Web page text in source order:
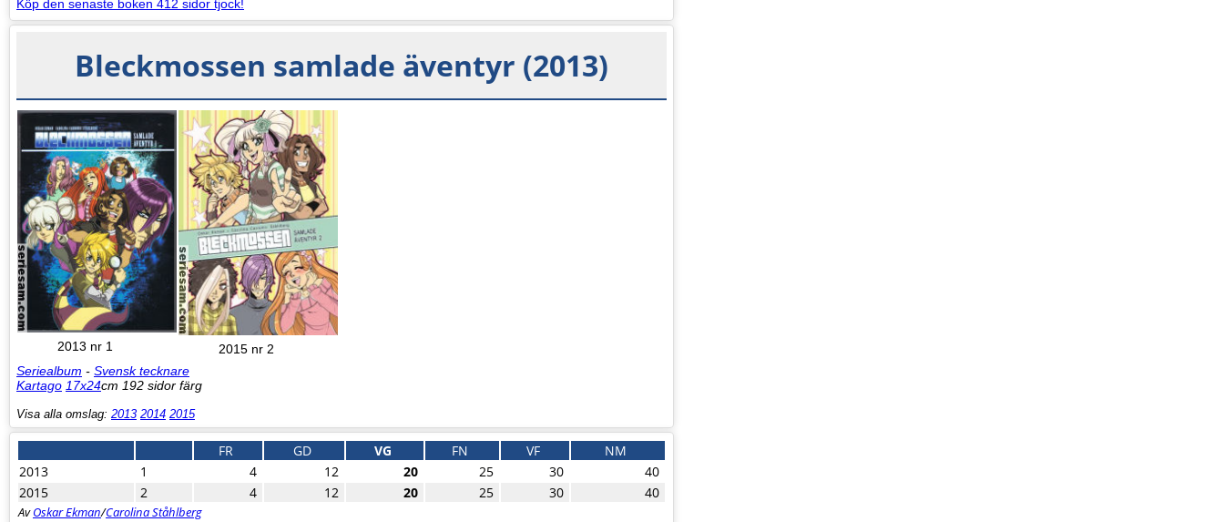
Köp den senaste boken 412 sidor tjock!
Bleckmossen samlade äventyr (2013)
2013 nr 1
2015 nr 2
Seriealbum - Svensk tecknare
Kartago 17x24cm 192 sidor färg
Visa alla omslag: 2013 2014 2015
FR GD VG FN VF
NM
2013
1 4 12 20 25 30
40
2015
2 4 12 20 25 30 40
AvOskar Ekman/Carolina Ståhlberg